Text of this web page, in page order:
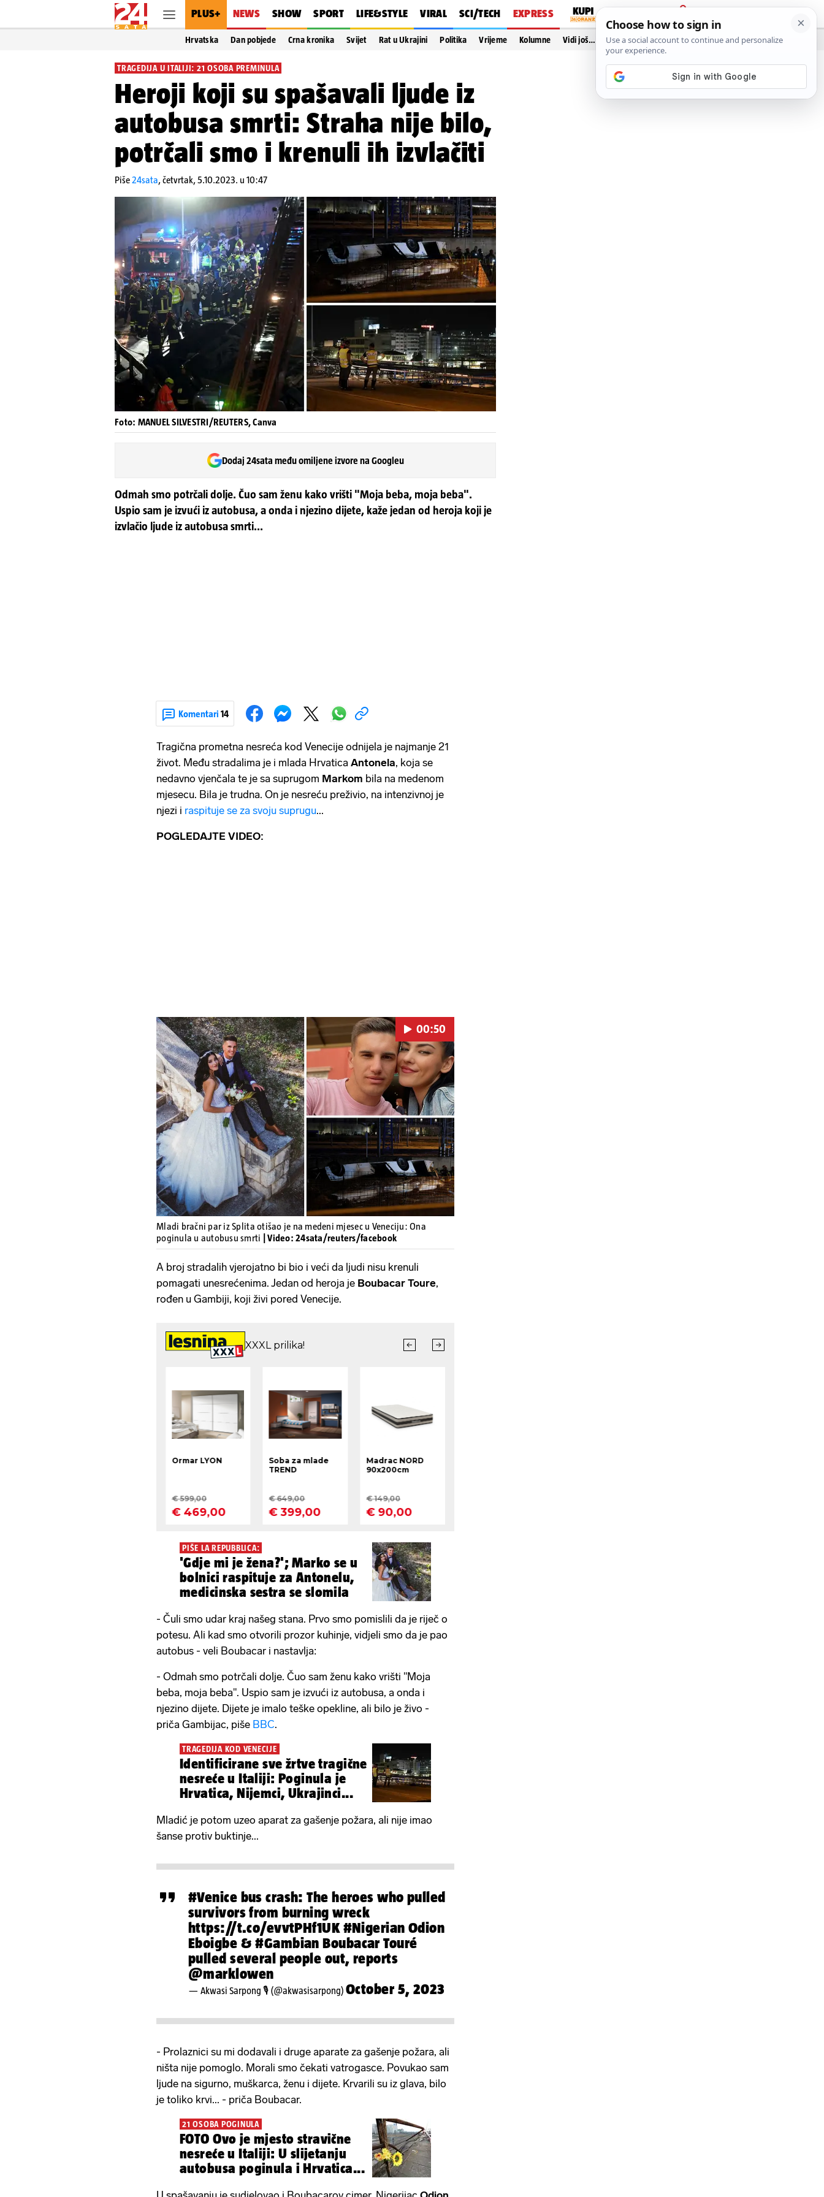
PLUS+ NEWS SHOW SPORT LIFE&STYLE VIRAL SCI/TECH EXPRESS
PRIJAVA
Hrvatska Dan pobjede Crna kronika Svijet Rat u Ukrajini Politika Vrijeme Kolumne Vidi još…
TRAGEDIJA U ITALIJI: 21 OSOBA PREMINULA
Heroji koji su spašavali ljude iz
autobusa smrti: Straha nije bilo,
potrčali smo i krenuli ih izvlačiti
Piše24sata,četvrtak, 5.10.2023. u 10:47
Foto: MANUEL SILVESTRI/REUTERS, Canva
Dodaj 24sata među omiljene izvore na Googleu
Odmah smo potrčali dolje. Čuo sam ženu kako vrišti "Moja beba, moja beba".
Uspio sam je izvući iz autobusa, a onda i njezino dijete, kaže jedan od heroja koji je
izvlačio ljude iz autobusa smrti...
Komentari 14
Tragična prometna nesreća kod Venecije odnijela je najmanje 21
život. Među stradalima je i mlada Hrvatica Antonela, koja se
nedavno vjenčala te je sa suprugom Markom bila na medenom
mjesecu. Bila je trudna. On je nesreću preživio, na intenzivnoj je
njezi i raspituje se za svoju suprugu...
POGLEDAJTE VIDEO:
Pokretanje videa...
00:50
Mladi bračni par iz Splita otišao je na medeni mjesec u Veneciju: Ona
poginula u autobusu smrti
| Video: 24sata/reuters/facebook
A broj stradalih vjerojatno bi bio i veći da ljudi nisu krenuli
pomagati unesrećenima. Jedan od heroja je Boubacar Toure,
rođen u Gambiji, koji živi pored Venecije.
PIŠE LA REPUBBLICA:
'Gdje mi je žena?'; Marko se u
bolnici raspituje za Antonelu,
medicinska sestra se slomila
- Čuli smo udar kraj našeg stana. Prvo smo pomislili da je riječ o
potesu. Ali kad smo otvorili prozor kuhinje, vidjeli smo da je pao
autobus - veli Boubacar i nastavlja:
- Odmah smo potrčali dolje. Čuo sam ženu kako vrišti "Moja
beba, moja beba". Uspio sam je izvući iz autobusa, a onda i
njezino dijete. Dijete je imalo teške opekline, ali bilo je živo -
priča Gambijac, piše BBC.
TRAGEDIJA KOD VENECIJE
Identificirane sve žrtve tragične
nesreće u Italiji: Poginula je
Hrvatica, Nijemci, Ukrajinci...
Mladić je potom uzeo aparat za gašenje požara, ali nije imao
šanse protiv buktinje...
#Venice bus crash: The heroes who pulled
survivors from burning wreck
https://t.co/evvtPHf1UK #Nigerian Odion
Eboigbe &#Gambian Boubacar Touré
pulled several people out, reports
@marklowen
— Akwasi Sarpong 🎙️ (@akwasisarpong) October 5, 2023
- Prolaznici su mi dodavali i druge aparate za gašenje požara, ali
ništa nije pomoglo. Morali smo čekati vatrogasce. Povukao sam
ljude na sigurno, muškarca, ženu i dijete. Krvarili su iz glava, bilo
je toliko krvi... - priča Boubacar.
21 OSOBA POGINULA
FOTO Ovo je mjesto stravične
nesreće u Italiji: U slijetanju
autobusa poginula i Hrvatica...